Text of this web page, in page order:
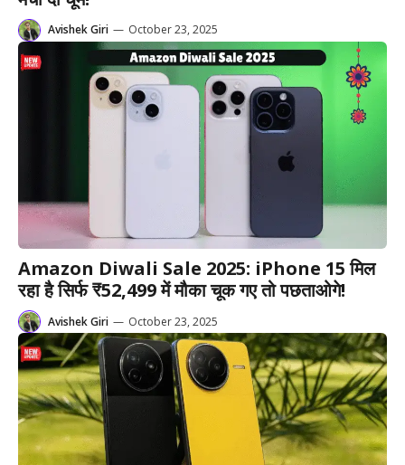
Avishek Giri — October 23, 2025
Amazon Diwali Sale 2025: iPhone 15 मिल
रहा है सिर्फ ₹52,499 में मौका चूक गए तो पछताओगे!
Avishek Giri — October 23, 2025